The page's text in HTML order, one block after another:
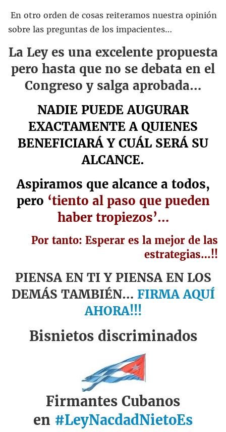
En otro orden de cosas reiteramos nuestra opinión
sobre las preguntas de los impacientes…
La Ley es una excelente propuesta
pero hasta que no se debata en el
Congreso y salga aprobada…
NADIE PUEDE AUGURAR
EXACTAMENTE A QUIENES
BENEFICIARÁ Y CUÁL SERÁ SU
ALCANCE.
Aspiramos que alcance a todos,
pero ‘tiento al paso que pueden
haber tropiezos’…
Por tanto: Esperar es la mejor de las
estrategias…!!
PIENSA EN TI Y PIENSA EN LOS
DEMÁS TAMBIÉN… FIRMA AQUÍ
AHORA!!!
Bisnietos discriminados
Firmantes Cubanos
en #LeyNacdadNietoEs